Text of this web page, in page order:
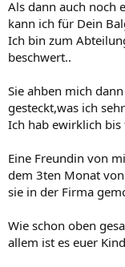
Als dann auch noch
kann ich für Dein
Ich bin zum
beschwert..
Sie ahben mich
gesteckt,was ich
Ich hab ewirklich bis
Eine Freundin von
dem 3ten Monat
sie in der Firma
Wie schon oben
allem ist es euer